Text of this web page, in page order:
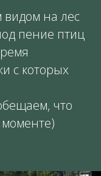
видом на лес
пение птиц
с которых
что